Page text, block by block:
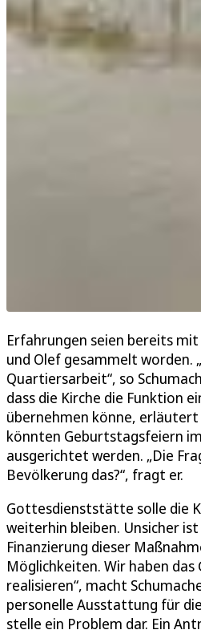
Erfahrungen seien bereits
und Olef gesammelt worden.
Quartiersarbeit“, so
dass die Kirche die Funktion
übernehmen könne, erläutert
könnten Geburtstagsfeiern
ausgerichtet werden. „Die
Bevölkerung das?“, fragt er.
Gottesdienststätte solle die
weiterhin bleiben. Unsicher
Finanzierung dieser
Möglichkeiten. Wir haben das
realisieren“, macht
personelle Ausstattung für
stelle ein Problem dar. Ein